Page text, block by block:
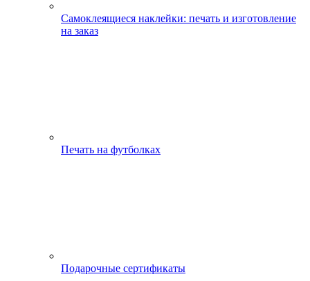
Самоклеящиеся наклейки: печать и изготовление
на заказ
Печать на футболках
Подарочные сертификаты